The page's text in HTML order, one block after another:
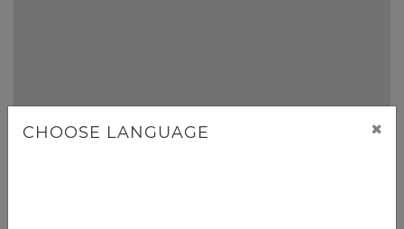
CHOOSE LANGUAGE ×